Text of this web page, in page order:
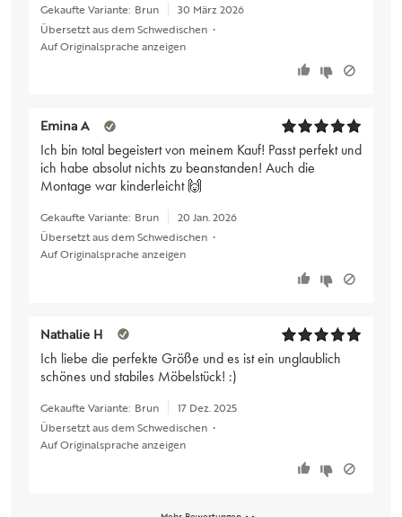
Gekaufte Variante: Brun
30 März 2026
Übersetzt aus dem Schwedischen •
Auf Originalsprache anzeigen
Emina A
Ich bin total begeistert von meinem Kauf! Passt perfekt und
ich habe absolut nichts zu beanstanden! Auch die
Montage war kinderleicht 🙌
Gekaufte Variante: Brun
20 Jan. 2026
Übersetzt aus dem Schwedischen •
Auf Originalsprache anzeigen
Nathalie H
Ich liebe die perfekte Größe und es ist ein unglaublich
schönes und stabiles Möbelstück! :)
Gekaufte Variante: Brun
17 Dez. 2025
Übersetzt aus dem Schwedischen •
Auf Originalsprache anzeigen